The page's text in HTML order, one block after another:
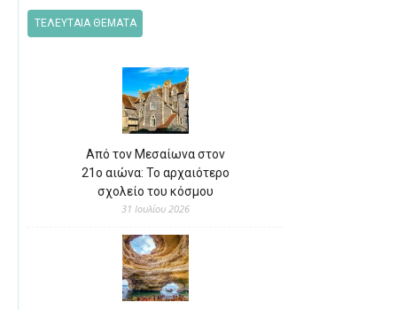
ΤΕΛΕΥΤΑΙΑ ΘΕΜΑΤΑ
Από τον Μεσαίωνα στον
21ο αιώνα: Το αρχαιότερο
σχολείο του κόσμου
31 Ιουλίου 2026